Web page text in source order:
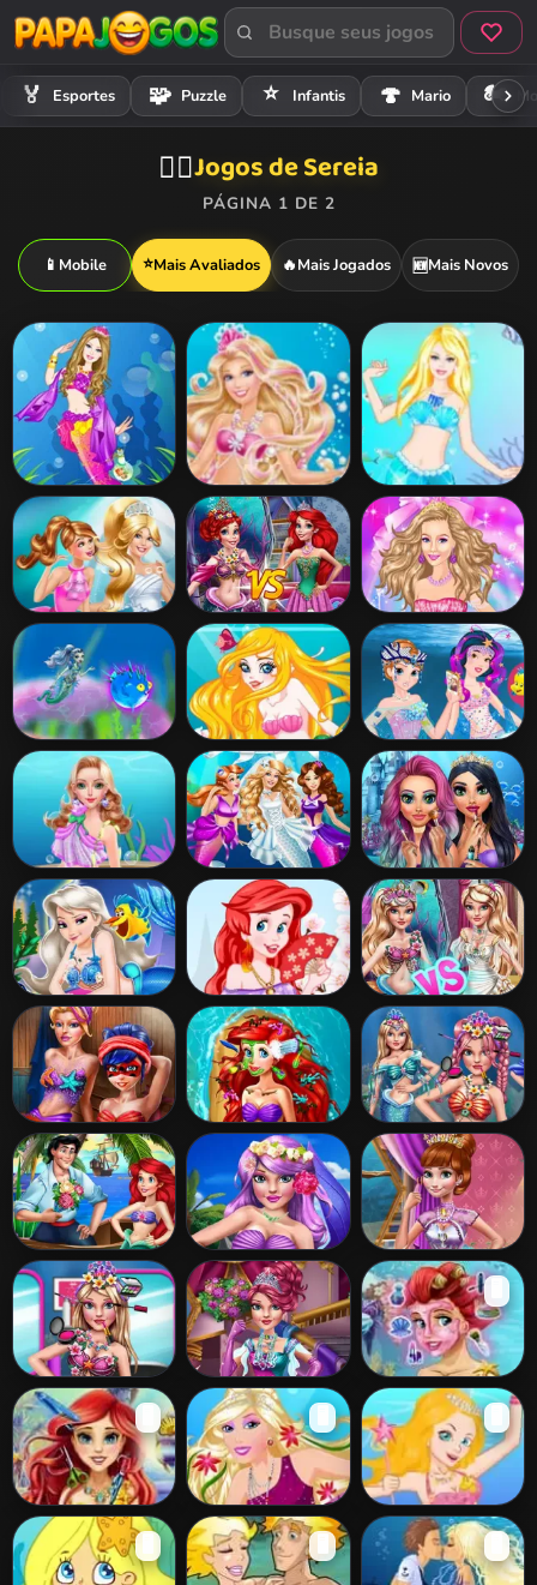
🏅 Esportes 🧩 Puzzle ⭐ Infantis 🍄 Mario 🏍️
🧜‍♀️Jogos de Sereia
PÁGINA 1 DE 2
📱 Mobile ⭐Mais Avaliados 🔥Mais Jogados 🆕Mais Novos
Barbie Mermaid
Princess
Barbie The Pearl
Princess Dress
Up
Barbie Mermaid
Makeover
Barbie In A
Mermaid Tale
Mermaid Vs
Princess
The Pearl
Princess
Great Scarrier
Swim
Mermaid
Bridesmaid
Mermaid
Princesses
Mermaid
Birthday
Makeover
Mermaid Doll
Wedding
Mermaids
Makeup Salon
Elsa Mermaid
Dress Up
Ariel Flies to
Tokyo
Ellie Mermaid Vs
Princess
Mermaids Sauna
Realife
Mermaid
Princess Heal
and Spa
Underwater
Make up Salon
Twisted
Valentine Date
Princess
Mermaid Makeup
Style
Annie Mermaid
Vs Princess
Princess
Mermaid Beauty
Salon
Mermaid vs
Princess
Ariel Real
Makeover
Ariel Real
Haircuts
Barbie Mermaid
Dressup
Colorful Mermaid
Princess